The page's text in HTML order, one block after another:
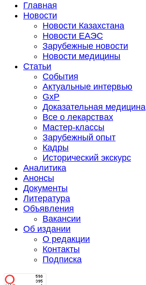
Главная
Новости
Новости Казахстана
Новости ЕАЭС
Зарубежные новости
Новости медицины
Статьи
События
Актуальные интервью
GxP
Доказательная медицина
Все о лекарствах
Мастер-классы
Зарубежный опыт
Кадры
Исторический экскурс
Аналитика
Анонсы
Документы
Литература
Объявления
Вакансии
Об издании
О редакции
Контакты
Подписка